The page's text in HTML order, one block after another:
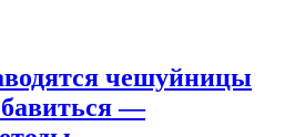
чешуйницы
—